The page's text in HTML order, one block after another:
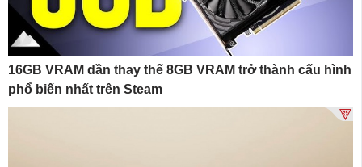
16GB VRAM dần thay thế 8GB VRAM trở thành cấu hình
phổ biến nhất trên Steam